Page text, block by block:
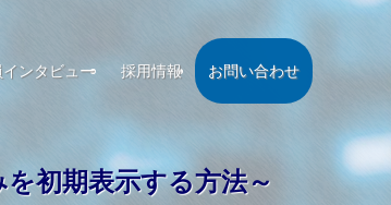
インタビュー 採用情報 お問い合わせ
初期表示する方法～